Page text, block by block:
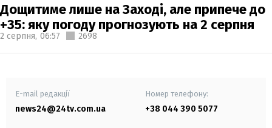
Дощитиме лише на Заході, але припече до
+35: яку погоду прогнозують на 2 серпня
2 серпня, 06:57 2698
E-mail редакції
news24@24tv.com.ua
Номер телефону:
+38 044 390 5077